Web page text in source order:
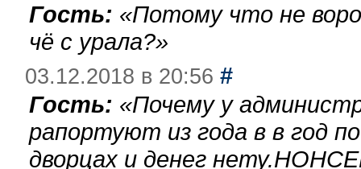
Гость: «Потому что не
чё с урала?»
03.12.2018 в 20:56 #
Гость: «Почему у
рапортуют из года в в год
дворцах и денег